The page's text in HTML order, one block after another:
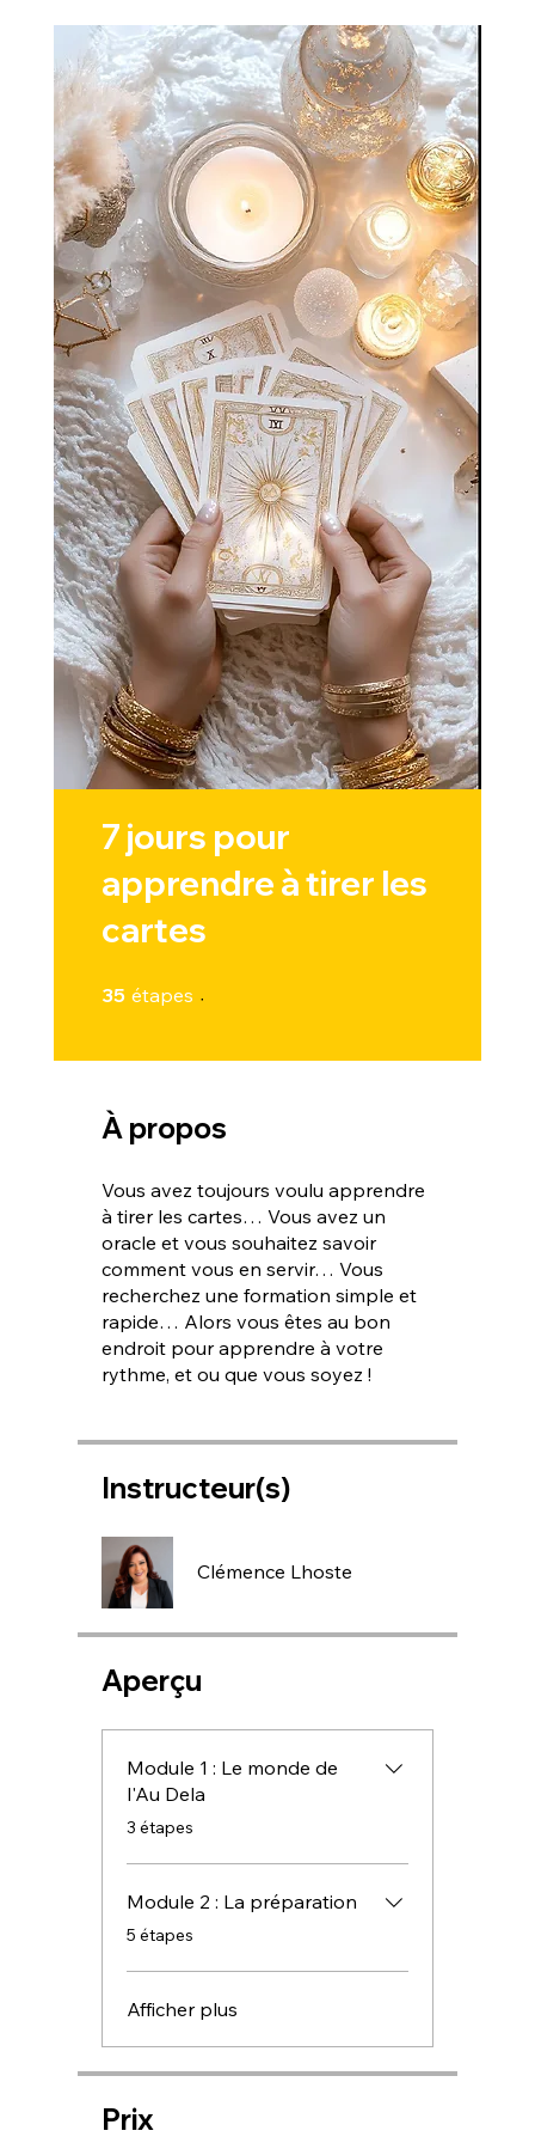
7 jours pour
apprendre à tirer les
cartes
35 étapes
À propos
Vous avez toujours voulu apprendre
à tirer les cartes… Vous avez un
oracle et vous souhaitez savoir
comment vous en servir… Vous
recherchez une formation simple et
rapide… Alors vous êtes au bon
endroit pour apprendre à votre
rythme, et ou que vous soyez !
Instructeur(s)
Clémence Lhoste
Aperçu
Module 1 : Le monde de
l'Au Dela
.3 étapes
Module 2 : La préparation
.5 étapes
Afficher plus
Prix